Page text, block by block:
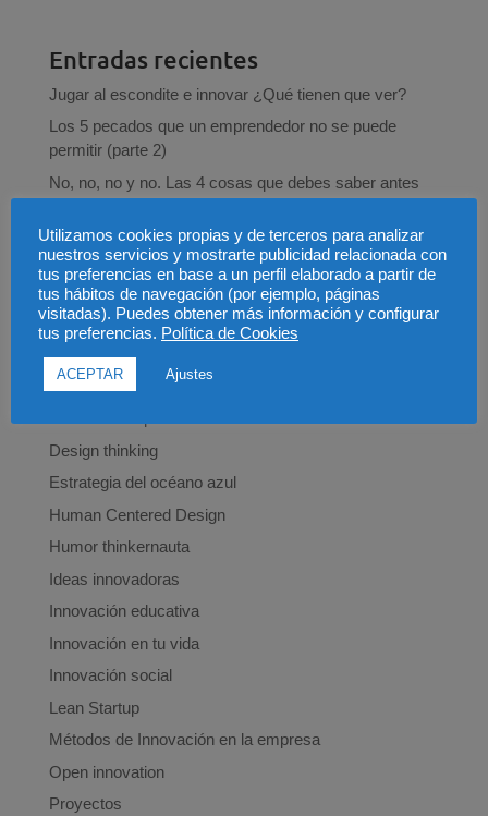
Entradas recientes
Jugar al escondite e innovar ¿Qué tienen que ver?
Los 5 pecados que un emprendedor no se puede
permitir (parte 2)
No, no, no y no. Las 4 cosas que debes saber antes
Preguntas que te debes hacer para innovar en tu
negocio
Los 7 pecados capitales del net promoter score
Categorías
Design thinking
Estrategia del océano azul
Human Centered Design
Humor thinkernauta
Ideas innovadoras
Innovación educativa
Innovación en tu vida
Innovación social
Lean Startup
Métodos de Innovación en la empresa
Open innovation
Proyectos
Utilizamos cookies propias y de terceros para analizar
nuestros servicios y mostrarte publicidad relacionada con
tus preferencias en base a un perfil elaborado a partir de
tus hábitos de navegación (por ejemplo, páginas
visitadas). Puedes obtener más información y configurar
tus preferencias. Política de Cookies
ACEPTAR Ajustes